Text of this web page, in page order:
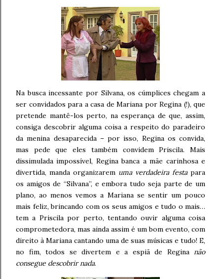
Na busca incessante por Silvana, os cúmplices chegam a
ser convidados para a casa de Mariana por Regina (!), que
pretende mantê-los perto, na esperança de que, assim,
consiga descobrir alguma coisa a respeito do paradeiro
da menina desaparecida – por isso, Regina os convida,
mas pede que eles também convidem Priscila. Mais
dissimulada impossível, Regina banca a mãe carinhosa e
divertida, manda organizarem uma verdadeira festapara
os amigos de “Silvana”, e embora tudo seja parte de um
plano, ao menos vemos a Mariana se sentir um pouco
mais feliz, brincando com os seus amigos e tudo o mais…
tem a Priscila por perto, tentando ouvir alguma coisa
comprometedora, mas ainda assim é um bom evento, com
direito à Mariana cantando uma de suas músicas e tudo! E,
no fim, todos se divertem e a espiã de Regina não
consegue descobrir nada.